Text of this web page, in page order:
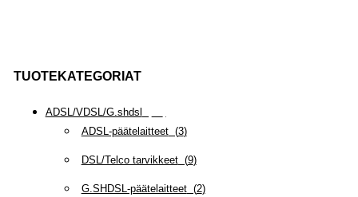
TUOTEKATEGORIAT
ADSL/VDSL/G.shdsl
ADSL-päätelaitteet(3)
DSL/Telco tarvikkeet(9)
G.SHDSL-päätelaitteet(2)